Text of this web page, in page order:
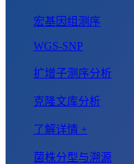
宏基因组测序
WGS-SNP
扩增子测序分析
克隆文库分析
了解详情 +
菌株分型与溯源